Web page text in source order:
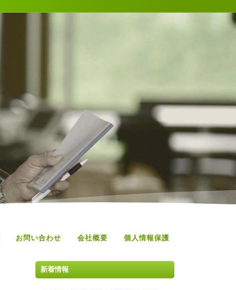
お問い合わせ 会社概要 個人情報保護
新着情報